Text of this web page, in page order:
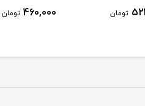
تومان 460,000 تومان